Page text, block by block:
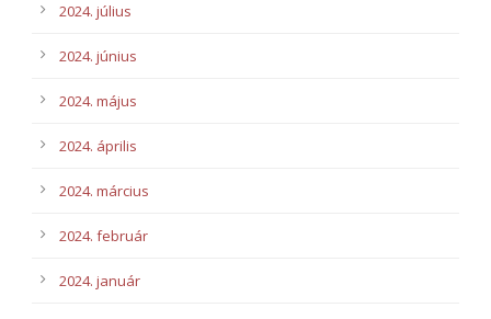
2024. július
2024. június
2024. május
2024. április
2024. március
2024. február
2024. január